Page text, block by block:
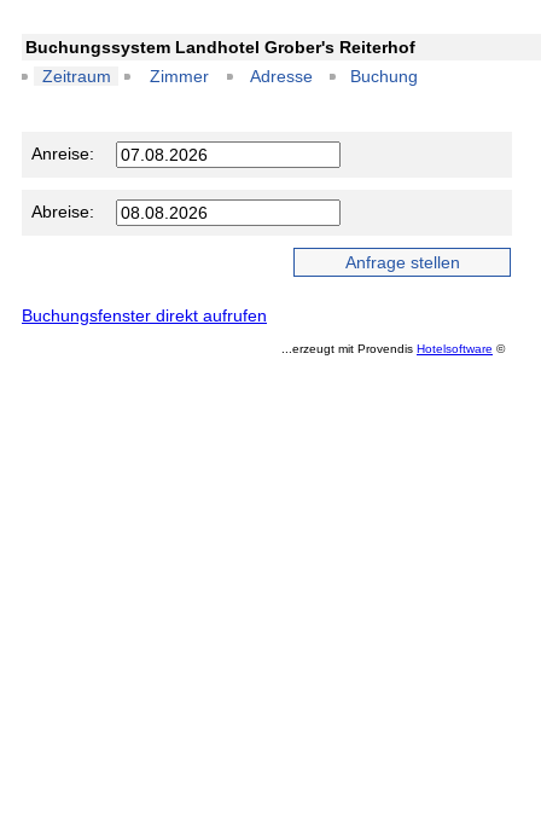
Buchungssystem Landhotel Grober's Reiterhof
Zeitraum
Zimmer Adresse Buchung
Anreise:
Abreise:
Buchungsfenster direkt aufrufen
...erzeugt mit Provendis Hotelsoftware ©